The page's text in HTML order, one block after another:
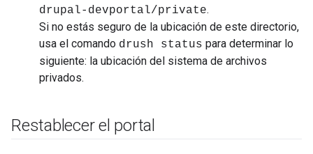
drupal-devportal/private.
Si no estás seguro de la ubicación de este directorio,
usa el comando drush status para determinar lo
siguiente: la ubicación del sistema de archivos
privados.
Restablecer el portal